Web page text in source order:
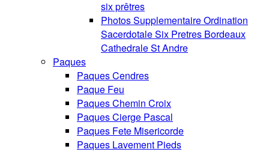
six prêtres
Photos Supplementaire Ordination
Sacerdotale Six Pretres Bordeaux
Cathedrale St Andre
Paques
Paques Cendres
Paque Feu
Paques Chemin Croix
Paques Cierge Pascal
Paques Fete Misericorde
Paques Lavement Pieds